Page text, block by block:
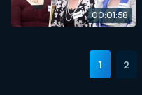
00:01:58
1 2